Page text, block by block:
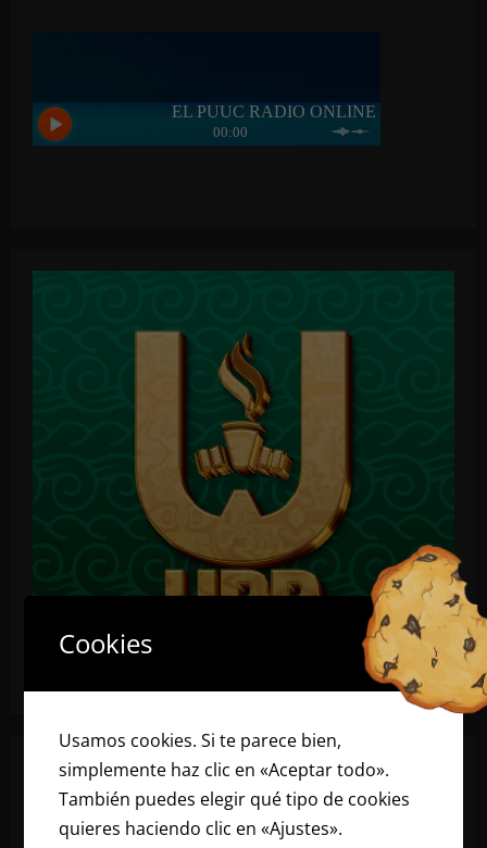
Cookies
Usamos cookies. Si te parece bien,
simplemente haz clic en «Aceptar todo».
También puedes elegir qué tipo de cookies
quieres haciendo clic en «Ajustes».